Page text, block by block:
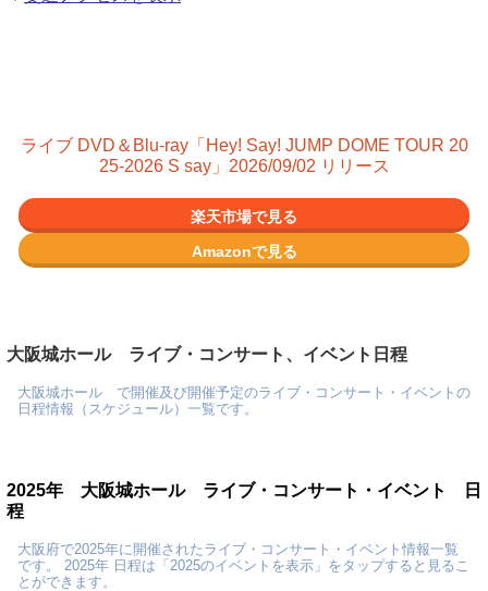
ライブ DVD＆Blu-ray「Hey! Say! JUMP DOME TOUR 20
25-2026 S say」2026/09/02 リリース
楽天市場で見る
Amazonで見る
大阪城ホール ライブ・コンサート、イベント日程
大阪城ホール で開催及び開催予定のライブ・コンサート・イベントの
日程情報（スケジュール）一覧です。
2025年 大阪城ホール ライブ・コンサート・イベント 日
程
大阪府で2025年に開催されたライブ・コンサート・イベント情報一覧
です。 2025年 日程は「2025のイベントを表示」をタップすると見るこ
とができます。